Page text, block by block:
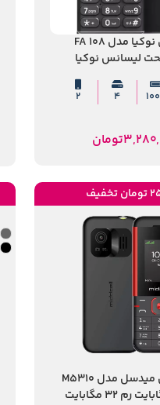
گوشی موبایل نوکیا مدل 108 FA
لیسانس نوکیا
4
2
تومان
گوشی موبایل میدسل مدل M5310